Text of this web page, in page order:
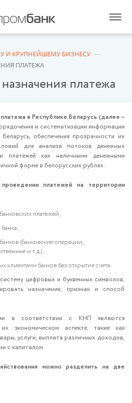
И КРУПНЕЙШЕМУ БИЗНЕСУ
ПЛАТЕЖА
платежа
в Республике Беларусь (далее –
и систематизации информации
обеспечения прозрачности их
для анализа потоков денежных
платежей как наличными денежными
форме в белорусских рублях.
платежей на территории
платежей;
(банковские операции,
и т.д.);
клиентами банков без открытия счета.
цифровых и буквенных символов,
назначение, признак и способ
в соответствии с КНП являются
экономическом аспекте, такие как
услуги, выплата различных доходов,
с капиталом.
можно разделить на две